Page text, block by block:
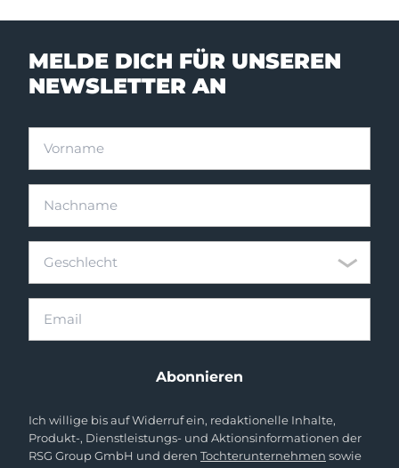
MELDE DICH FÜR UNSEREN
NEWSLETTER AN
Geschlecht
Abonnieren
Ich willige bis auf Widerruf ein, redaktionelle Inhalte,
Produkt-, Dienstleistungs- und Aktionsinformationen der
RSG Group GmbH und derenTochterunternehmen sowie